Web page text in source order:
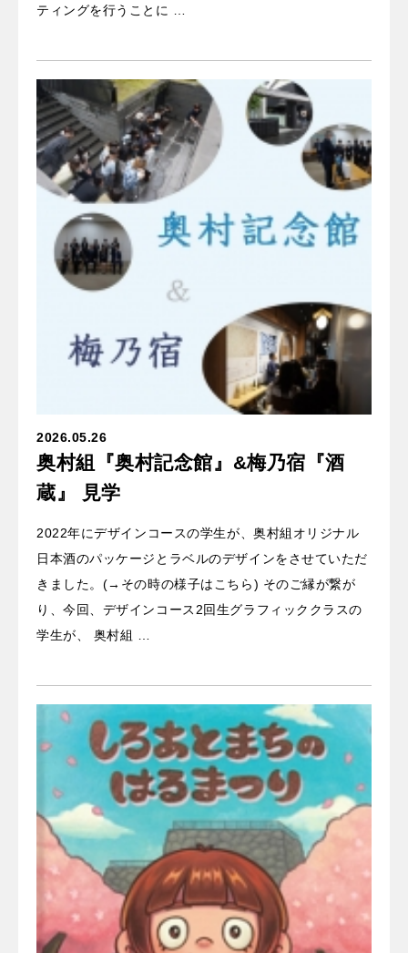
ティングを行うことに …
2026.05.26
奥村組『奥村記念館』&梅乃宿『酒
蔵』 見学
2022年にデザインコースの学生が、奥村組オリジナル
日本酒のパッケージとラベルのデザインをさせていただ
きました。(→その時の様子はこちら) そのご縁が繋が
り、今回、デザインコース2回生グラフィッククラスの
学生が、 奥村組 …